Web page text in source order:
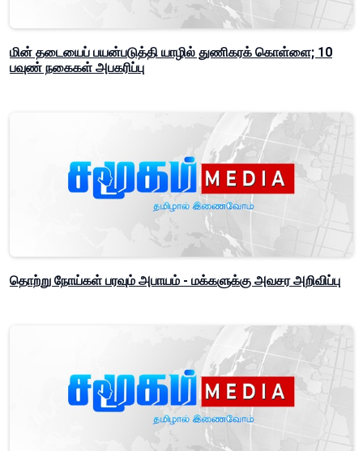
மின் தடையைப் பயன்படுத்தி யாழில் துணிகரக் கொள்ளை; 10
பவுண் நகைகள் அபகரிப்பு
தொற்று நோய்கள் பரவும் அபாயம் - மக்களுக்கு அவசர அறிவிப்பு